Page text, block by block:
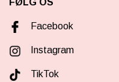
Facebook
Instagram
TikTok